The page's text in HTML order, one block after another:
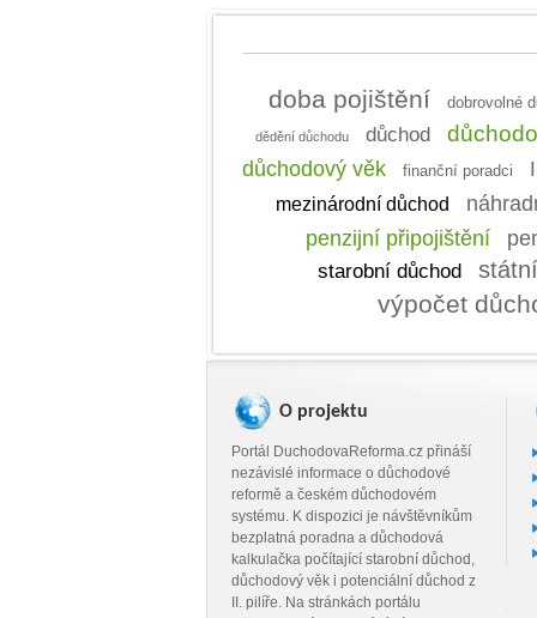
doba pojištění dobrovolné
dědění důchodu důchod
důchodový věk finanční poradci
mezinárodní důchod
penzijní připojištění
starobní důchod
výpočet
O projektu
Portál DuchodovaReforma.cz přináší
nezávislé informace o důchodové
reformě a českém důchodovém
systému. K dispozici je návštěvníkům
bezplatná poradna a důchodová
kalkulačka počítající starobní důchod,
důchodový věk i potenciální důchod z
II. pilíře. Na stránkách portálu